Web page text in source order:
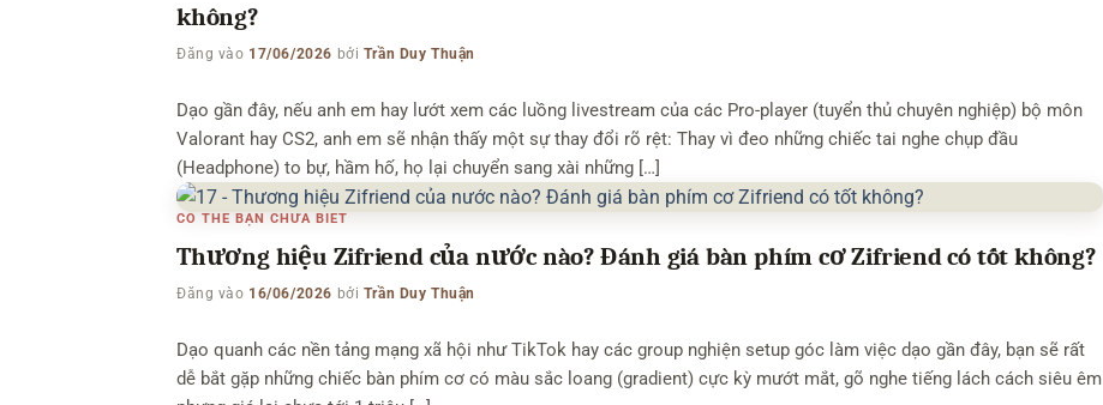
không?
Đăng vào 17/06/2026 bởi Trần Duy Thuận
Dạo gần đây, nếu anh em hay lướt xem các luồng livestream của các Pro-player (tuyển thủ chuyên nghiệp) bộ môn
Valorant hay CS2, anh em sẽ nhận thấy một sự thay đổi rõ rệt: Thay vì đeo những chiếc tai nghe chụp đầu
(Headphone) to bự, hầm hố, họ lại chuyển sang xài những […]
CÓ THỂ BẠN CHƯA BIẾT
Thương hiệu Zifriend của nước nào? Đánh giá bàn phím cơ Zifriend có tốt không?
Đăng vào 16/06/2026 bởi Trần Duy Thuận
Dạo quanh các nền tảng mạng xã hội như TikTok hay các group nghiện setup góc làm việc dạo gần đây, bạn sẽ rất
dễ bắt gặp những chiếc bàn phím cơ có màu sắc loang (gradient) cực kỳ mướt mắt, gõ nghe tiếng lách cách siêu êm